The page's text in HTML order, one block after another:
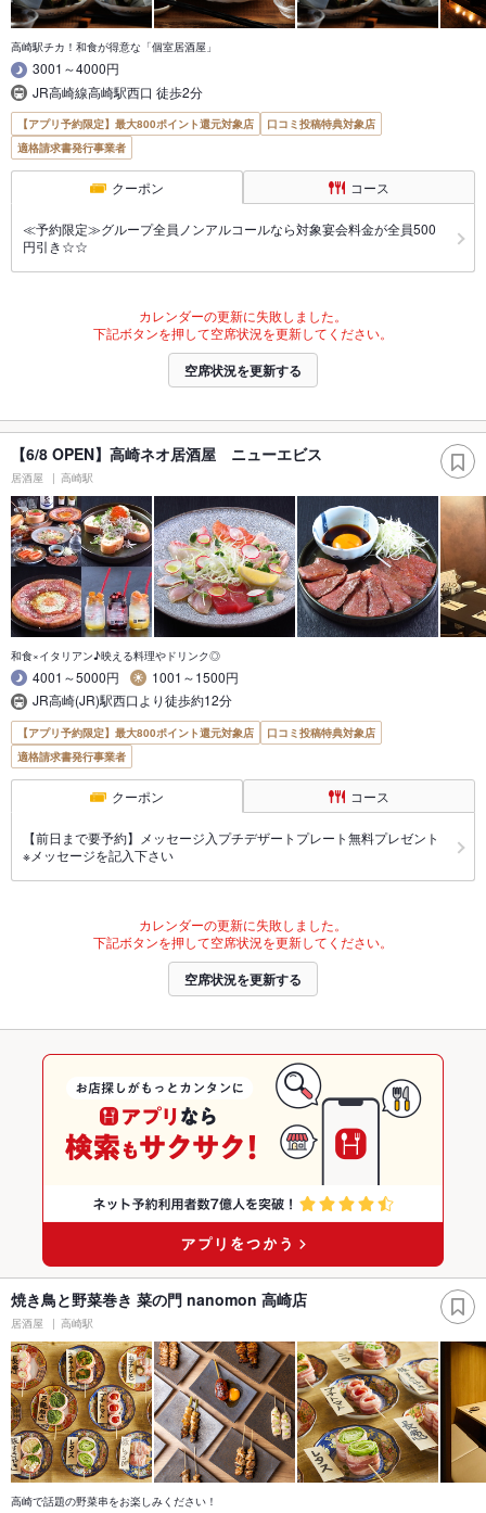
高崎駅チカ！和食が得意な「個室居酒屋」
3001～4000円
JR高崎線高崎駅西口 徒歩2分
【アプリ予約限定】最大800ポイント還元対象店
口コミ投稿特典対象店
適格請求書発行事業者
クーポン コース
≪予約限定≫グループ全員ノンアルコールなら対象宴会料金が全員500
円引き☆☆
カレンダーの更新に失敗しました。
下記ボタンを押して空席状況を更新してください。
空席状況を更新する
【6/8 OPEN】高崎ネオ居酒屋 ニューエビス
居酒屋 高崎駅
和食×イタリアン♪映える料理やドリンク◎
4001～5000円
1001～1500円
JR高崎(JR)駅西口より徒歩約12分
【アプリ予約限定】最大800ポイント還元対象店
口コミ投稿特典対象店
適格請求書発行事業者
クーポン コース
【前日まで要予約】メッセージ入プチデザートプレート無料プレゼント
※メッセージを記入下さい
カレンダーの更新に失敗しました。
下記ボタンを押して空席状況を更新してください。
空席状況を更新する
焼き鳥と野菜巻き 菜の門 nanomon 高崎店
居酒屋 高崎駅
高崎で話題の野菜串をお楽しみください！